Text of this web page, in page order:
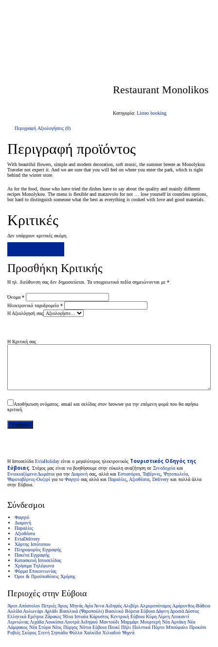
Restaurant Monolikos
Κατηγορία:Listeo booking
Περιγραφή Αξιολογήσεις (0)
Περιγραφή προϊόντος
With beautiful flowers, simple and modern decoration, soft music, the summer breeze as Monolykou
Traveler not expect it. And we are sure that you will feel on where you enter the park, which is right
behind the winter store.
As for the food, those who have tried the dishes have to say about the quality and mainly different
recipes Monolykou. The menu is flexible and matzovolo for not … lose yourself in countless options,
but hard to distinguish someone what the best as everything is cooked with love and good materials.
Κριτικές
Δεν υπάρχουν κριτικές ακόμη.
Προσθήκη Κριτικής
Η ηλ. διεύθυνση σας δεν δημοσιεύεται. Τα υποχρεωτικά πεδία σημειώνονται με *
Όνομα *
Ηλεκτρονικό ταχυδρομείο *
Η Αξιολόγησή σας
Η Κριτική σας
Αποθήκευση ονόματος. email και σελίδας στον browser για την επόμενη φορά που θα αφήσω
κριτική.
H Ιστοσελίδα EviaHoliday είναι ο μεγαλύτερος ηλεκτρονικός Τουριστικός Οδηγός της
Εύβοιας . Στόχος μας είναι να βοηθήσουμε στην εύκολη αναζήτηση σε Ξενοδοχεία και
Ενοικιαζόμενα Δωμάτια για τηνΔιαμονή σας, αλλά και Εστιατόρια Ταβέρνες Ψητοπωλεία
Ψαροταβέρνες-Ουζερί για το Φαγητό σας αλλά και Παραλίες Αξιοθέατα Delivery και πολλά άλλα
στην Εύβοια.
Σύνδεσμοι
Φαγητό
Διαμονή
Παραλίες
Αξιοθέατα
EviaDelivery
Χάρτης Ιστότοπου
Πληροφορίες Εγγραφής
Πακέτα Εγγραφής
Κατασκευή Ιστοσελίδας
Χρήσιμα Τηλέφωνα
Φόρμα Επικοινωνίας
Όροι & Προϋποθέσεις Xρήσης
Περιοχές στην Εύβοια
Άγιοι Απόστολοι ΠετριέςΆγιος Μηνάς Αγία Άννα Αιδηψός Αλιβέρι Αλμυροπόταμος Αμάρυνθος-Βάθεια
Αυλίδα Αυλωνάρι Αχλάδι Βασιλικά (Ψαροπούλι) Βασιλικό Βόρεια ΕύβοιαΔάφνηΔροσιάΔύστος
Ελληνικά Ερέτρια ΖάρακεςΉλια Ιστιαία Κάρυστος Κεντρική Εύβοια Κύμη Λίμνη Λευκαντί
Λιμνιώνας Λιχάδα Λουκίσια Λουτρά Αιδηψού Μαντούδι Μαρμάρι Μουρτερή Νέα Αρτάκη Νέα
Λάμψακος Νέα Στύρα Νέος Πύργος Νότια Εύβοια Πευκί Πήλι Πολιτικά Πόρτο Μπούφαλο Προκόπι
Ροβιές Σκύρος Στενή Σηπιάδα Φύλλα Χαλκίδα Χιλιαδού Ψαχνά